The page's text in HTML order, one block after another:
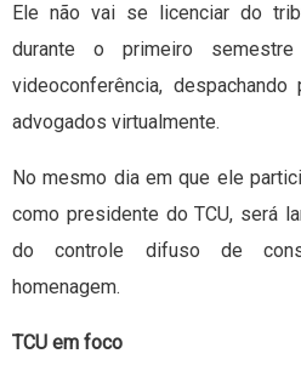
Ele não vai se licenciar do
durante o primeiro
videoconferência,
advogados virtualmente.
No mesmo dia em que ele
como presidente do TCU, será
do controle difuso de
homenagem.
TCU em foco